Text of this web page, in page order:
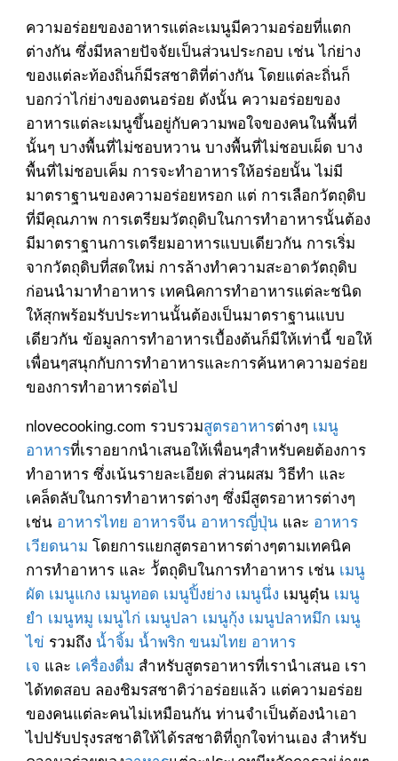
ความอร่อยของอาหารแต่ละเมนูมีความอร่อยที่แตก
ต่างกัน ซึ่งมีหลายปัจจัยเป็นส่วนประกอบ เช่น ไก่ย่าง
ของแต่ละท้องถิ่นก็มีรสชาติที่ต่างกัน โดยแต่ละถิ่นก็
บอกว่าไก่ย่างของตนอร่อย ดังนั้น ความอร่อยของ
อาหารแต่ละเมนูขึ้นอยู่กับความพอใจของคนในพื้นที่
นั้นๆ บางพื้นที่ไม่ชอบหวาน บางพื้นที่ไม่ชอบเผ็ด บาง
พื้นที่ไม่ชอบเค็ม การจะทำอาหารให้อร่อยนั้น ไม่มี
มาตราฐานของความอร่อยหรอก แต่ การเลือกวัตถุดิบ
ที่มีคุณภาพ การเตรียมวัตถุดิบในการทำอาหารนั้นต้อง
มีมาตราฐานการเตรียมอาหารแบบเดียวกัน การเริ่ม
จากวัตถุดิบที่สดใหม่ การล้างทำความสะอาดวัตถุดิบ
ก่อนนำมาทำอาหาร เทคนิคการทำอาหารแต่ละชนิด
ให้สุกพร้อมรับประทานนั้นต้องเป็นมาตราฐานแบบ
เดียวกัน ข้อมูลการทำอาหารเบื้องต้นก็มีให้เท่านี้ ขอให้
เพื่อนๆสนุกกับการทำอาหารและการค้นหาความอร่อย
ของการทำอาหารต่อไป
nlovecooking.com รวบรวมสูตรอาหารต่างๆ เมนู
อาหารที่เราอยากนำเสนอให้เพื่อนๆสำหรับคยต้องการ
ทำอาหาร ซึ่งเน้นรายละเอียด ส่วนผสม วิธีทำ และ
เคล็ดลับในการทำอาหารต่างๆ ซึ่งมีสูตรอาหารต่างๆ
เช่น อาหารไทย อาหารจีน อาหารญี่ปุ่นและ อาหาร
เวียดนาม โดยการแยกสูตรอาหารต่างๆตามเทคนิค
การทำอาหาร และ วััตถุดิบในการทำอาหาร เช่น เมนู
ผัด เมนูแกง เมนูทอด เมนูปิ้งย่าง เมนูนึ่ง เมนูตุ๋น เมนู
ยำ เมนูหมู เมนูไก่ เมนูปลา เมนูกุ้ง เมนูปลาหมึก เมนู
ไข่ รวมถึง น้ำจิ้ม น้ำพริก ขนมไทย อาหาร
เจ และ เครื่องดื่ม สำหรับสูตรอาหารที่เรานำเสนอ เรา
ได้ทดสอบ ลองชิมรสชาติว่าอร่อยแล้ว แต่ความอร่อย
ของคนแต่ละคนไม่เหมือนกัน ท่านจำเป็นต้องนำเอา
ไปปรับปรุงรสชาติให้ได้รสชาติที่ถูกใจท่านเอง สำหรับ